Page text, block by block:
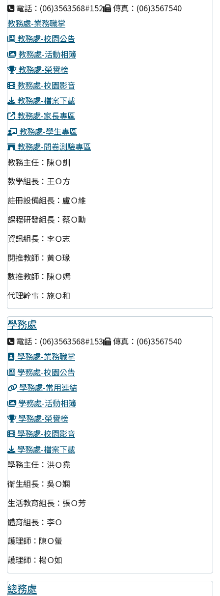
電話：(06)3563568#152
傳真：(06)3567540
教務處-業務職掌
教務處-校園公告
教務處-活動相簿
教務處-榮譽榜
教務處-校園影音
教務處-檔案下載
教務處-家長專區
教務處-學生專區
教務處-問卷測驗專區
教務主任：陳Ｏ訓
教學組長：王Ｏ方
註冊設備組長：盧Ｏ維
課程研發組長：蔡Ｏ勳
資訊組長：李Ｏ志
閱推教師：黃Ｏ瑑
數推教師：陳Ｏ嫣
代理幹事：施Ｏ和
學務處
電話：(06)3563568#153
傳真：(06)3567540
學務處-業務職掌
學務處-校園公告
學務處-常用連結
學務處-活動相簿
學務處-榮譽榜
學務處-校園影音
學務處-檔案下載
學務主任：洪Ｏ堯
衛生組長：吳Ｏ嫻
生活教育組長：張Ｏ芳
體育組長：李Ｏ
護理師：陳Ｏ螢
護理師：楊Ｏ如
總務處